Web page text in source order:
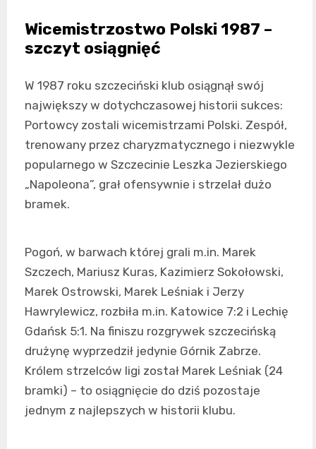
Wicemistrzostwo Polski 1987 –
szczyt osiągnięć
W 1987 roku szczeciński klub osiągnął swój
największy w dotychczasowej historii sukces:
Portowcy zostali wicemistrzami Polski. Zespół,
trenowany przez charyzmatycznego i niezwykle
popularnego w Szczecinie Leszka Jezierskiego
„Napoleona”, grał ofensywnie i strzelał dużo
bramek.
Pogoń, w barwach której grali m.in. Marek
Szczech, Mariusz Kuras, Kazimierz Sokołowski,
Marek Ostrowski, Marek Leśniak i Jerzy
Hawrylewicz, rozbiła m.in. Katowice 7:2 i Lechię
Gdańsk 5:1. Na finiszu rozgrywek szczecińską
drużynę wyprzedził jedynie Górnik Zabrze.
Królem strzelców ligi został Marek Leśniak (24
bramki) – to osiągnięcie do dziś pozostaje
jednym z najlepszych w historii klubu.